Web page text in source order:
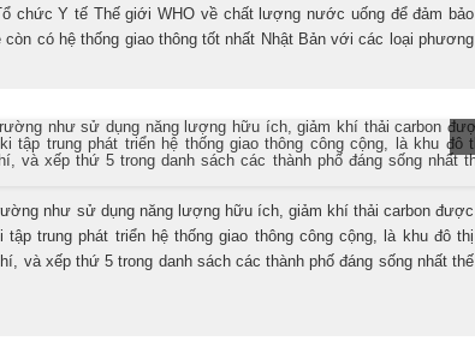
chức Y tế Thế giới WHO về chất lượng nước uống để đảm bảo
có hệ thống giao thông tốt nhất Nhật Bản với các loại phương
như sử dụng năng lượng hữu ích, giảm khí thải carbon được
trung phát triển hệ thống giao thông công cộng, là khu đô thị
và xếp thứ 5 trong danh sách các thành phố đáng sống nhất thế